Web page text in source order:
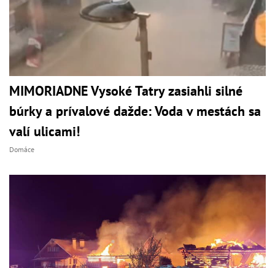
MIMORIADNE Vysoké Tatry zasiahli silné
búrky a prívalové dažde: Voda v mestách sa
valí ulicami!
Domáce